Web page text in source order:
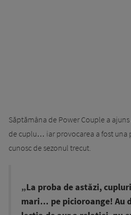
Săptămâna de Power Couple a
de cuplu… iar provocarea a fost una
cunosc de sezonul trecut.
„La proba de astăzi,
mari… pe picioroange! Au